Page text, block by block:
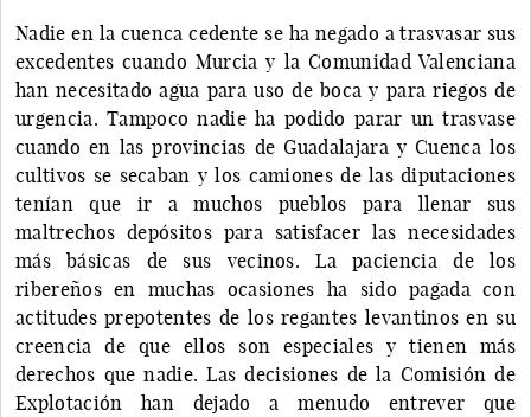
Nadie en la cuenca cedente se ha negado a trasvasar sus
excedentes cuando Murcia y la Comunidad Valenciana
han necesitado agua para uso de boca y para riegos de
urgencia. Tampoco nadie ha podido parar un trasvase
cuando en las provincias de Guadalajara y Cuenca los
cultivos se secaban y los camiones de las diputaciones
tenían que ir a muchos pueblos para llenar sus
maltrechos depósitos para satisfacer las necesidades
más básicas de sus vecinos. La paciencia de los
ribereños en muchas ocasiones ha sido pagada con
actitudes prepotentes de los regantes levantinos en su
creencia de que ellos son especiales y tienen más
derechos que nadie. Las decisiones de la Comisión de
Explotación han dejado a menudo entrever que